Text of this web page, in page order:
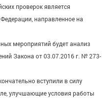
проверок является
направленное на
мероприятий будет анализ
Закона от 03.07.2016 г. № 273-
вступили в силу
улучшающие условия работы